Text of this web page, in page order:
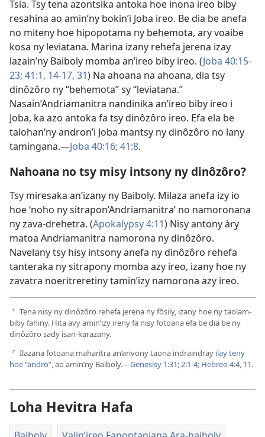
Tsia. Tsy tena azontsika antoka hoe inona ireo biby
resahina ao amin’ny bokin’i Joba ireo. Be dia be anefa
no miteny hoe hipopotama ny behemota, ary voaibe
kosa ny leviatana. Marina izany rehefa jerena izay
lazain’ny Baiboly momba an’ireo biby ireo. (Joba 40:15-
23; 41:1, 14-17, 31) Na ahoana na ahoana, dia tsy
dinôzôro ny “behemota” sy “leviatana.”
Nasain’Andriamanitra nandinika an’ireo biby ireo i
Joba, ka azo antoka fa tsy dinôzôro ireo. Efa ela be
talohan’ny andron’i Joba mantsy ny dinôzôro no lany
tamingana.—Joba 40:16; 41:8.
Nahoana no tsy misy intsony ny dinôzôro?
Tsy miresaka an’izany ny Baiboly. Milaza anefa izy io
hoe ‘noho ny sitrapon’Andriamanitra’ no namoronana
ny zava-drehetra. (Apokalypsy 4:11) Nisy antony àry
matoa Andriamanitra namorona ny dinôzôro.
Navelany tsy hisy intsony anefa ny dinôzôro rehefa
tanteraka ny sitrapony momba azy ireo, izany hoe ny
zavatra noeritreretiny tamin’izy namorona azy ireo.
a Tena nisy ny dinôzôro rehefa jerena ny fôsily, izany hoe ny taolam-
biby fahiny. Hita avy amin’izy ireny fa nisy fotoana efa be dia be ny
dinôzôro sady isan-karazany.
b Ilazana fotoana maharitra an’arivony taona indraindray ilay teny
hoe “andro”, ao amin’ny Baiboly.—Genesisy 1:31;2:1-4; Hebreo 4:4, 11.
Loha Hevitra Hafa